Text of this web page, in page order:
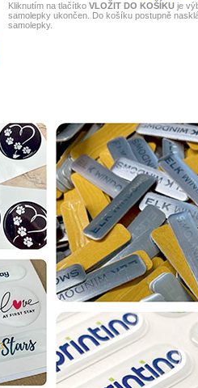
Kliknutím na tlačítko VLOŽIT DO KOŠÍKUje
samolepky ukončen. Do košíku postupně
samolepky.